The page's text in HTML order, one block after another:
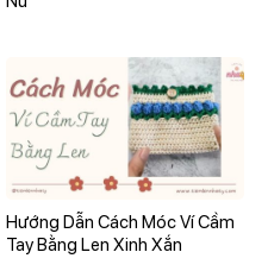
Hướng Dẫn Cách Móc Ví Cầm
Tay Bằng Len Xinh Xắn